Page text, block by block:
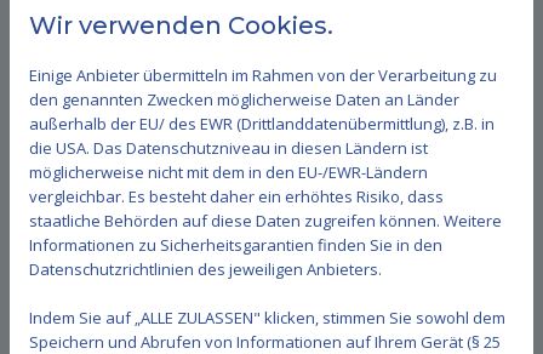
25. November 2025
Wir laden alle Mitglieder, Freunde und Förderer des
Turnvereins ein zum traditionellen Stiftungsfest.
Termin:
27.09.2026 - 11.00 Uhr - Vereinsheim “An der
Los geht es mit einem kleinen Sektempfang und im
Wir verwenden Cookies.
Einige Anbieter übermitteln im Rahmen von der Verarbeitung zu
den genannten Zwecken möglicherweise Daten an Länder
außerhalb der EU/ des EWR (Drittlanddatenübermittlung), z.B. in
die USA. Das Datenschutzniveau in diesen Ländern ist
möglicherweise nicht mit dem in den EU-/EWR-Ländern
vergleichbar. Es besteht daher ein erhöhtes Risiko, dass
staatliche Behörden auf diese Daten zugreifen können. Weitere
Informationen zu Sicherheitsgarantien finden Sie in den
Datenschutzrichtlinien des jeweiligen Anbieters.
Indem Sie auf „ALLE ZULASSEN" klicken, stimmen Sie sowohl dem
Speichern und Abrufen von Informationen auf Ihrem Gerät (§ 25